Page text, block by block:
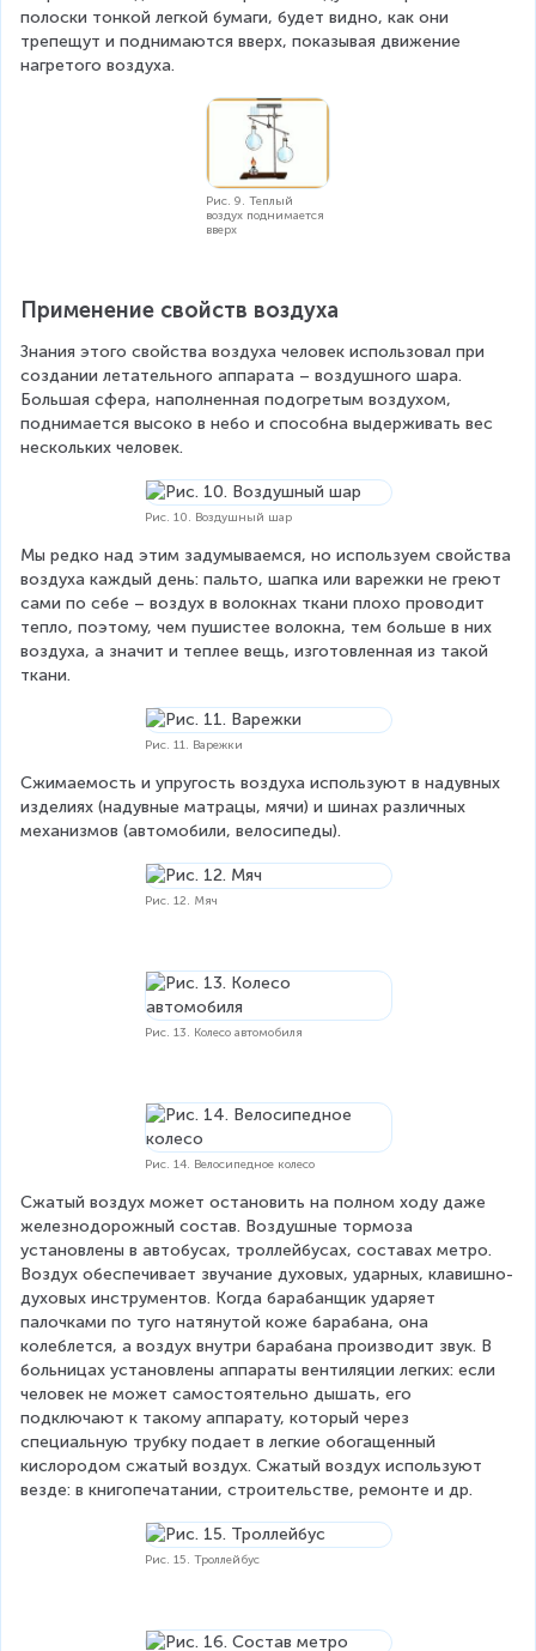
полоски тонкой легкой бумаги, будет видно, как они
трепещут и поднимаются вверх, показывая движение
нагретого воздуха.
Рис. 9. Теплый
воздух поднимается
вверх
Применение свойств воздуха
Знания этого свойства воздуха человек использовал при
создании летательного аппарата – воздушного шара.
Большая сфера, наполненная подогретым воздухом,
поднимается высоко в небо и способна выдерживать вес
нескольких человек.
Рис. 10. Воздушный шар
Мы редко над этим задумываемся, но используем свойства
воздуха каждый день: пальто, шапка или варежки не греют
сами по себе – воздух в волокнах ткани плохо проводит
тепло, поэтому, чем пушистее волокна, тем больше в них
воздуха, а значит и теплее вещь, изготовленная из такой
ткани.
Рис. 11. Варежки
Сжимаемость и упругость воздуха используют в надувных
изделиях (надувные матрацы, мячи) и шинах различных
механизмов (автомобили, велосипеды).
Рис. 12. Мяч
Рис. 13. Колесо автомобиля
Рис. 14. Велосипедное колесо
Сжатый воздух может остановить на полном ходу даже
железнодорожный состав. Воздушные тормоза
установлены в автобусах, троллейбусах, составах метро.
Воздух обеспечивает звучание духовых, ударных, клавишно-
духовых инструментов. Когда барабанщик ударяет
палочками по туго натянутой коже барабана, она
колеблется, а воздух внутри барабана производит звук. В
больницах установлены аппараты вентиляции легких: если
человек не может самостоятельно дышать, его
подключают к такому аппарату, который через
специальную трубку подает в легкие обогащенный
кислородом сжатый воздух. Сжатый воздух используют
везде: в книгопечатании, строительстве, ремонте и др.
Рис. 15. Троллейбус